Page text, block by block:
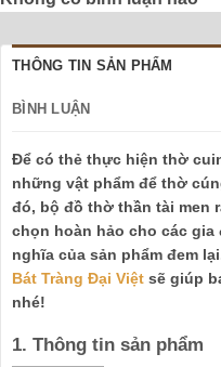
THÔNG TIN SẢN PHẨM
BÌNH LUẬN
Để có thẻ thực hiện thờ
những vật phẩm để thờ
đó, bộ đồ thờ thần tài men
chọn hoàn hảo cho các
nghĩa của sản phẩm đem
Bát Tràng Đại Việt sẽ giúp
nhé!
1. Thông tin sản phẩm